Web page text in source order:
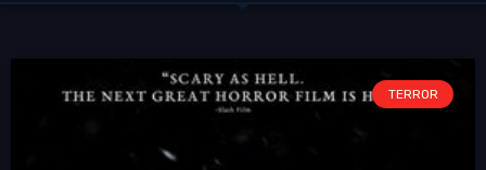
TERROR